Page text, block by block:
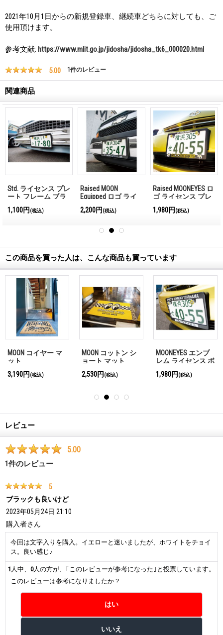
2021年10月1日からの新規登録車、継続車どちらに対しても、ご
使用頂けます。
参考文献: https://www.mlit.go.jp/jidosha/jidosha_tk6_000020.html
5.00 1件のレビュー
関連商品
Std. ライセンス プレ
ート フレーム ブラ
【MG058】
1,100円 (税込)
Raised MOON
Equipped ロゴ ライ
レーム
2,200円 (税込)
Raised MOONEYES ロ
ゴ ライセンス プレ
JPN サイズ
1,980円 (税込)
この商品を買った人は、こんな商品も買っています
MOON コイヤー マ
ット
3,190円 (税込)
MOON コットン シ
ョート マット
2,530円 (税込)
MOONEYES エンブ
レム ライセンス ボ
1,980円 (税込)
レビュー
5.00
1件のレビュー
5
ブラックも良いけど
2023年05月24日 21:10
購入者さん
今回は文字入りを購入。イエローと迷いましたが、ホワイトをチョイ
ス。良い感じ♪
1 人中、 0人の方が、｢このレビューが参考になった｣と投票しています。
このレビューは参考になりましたか？